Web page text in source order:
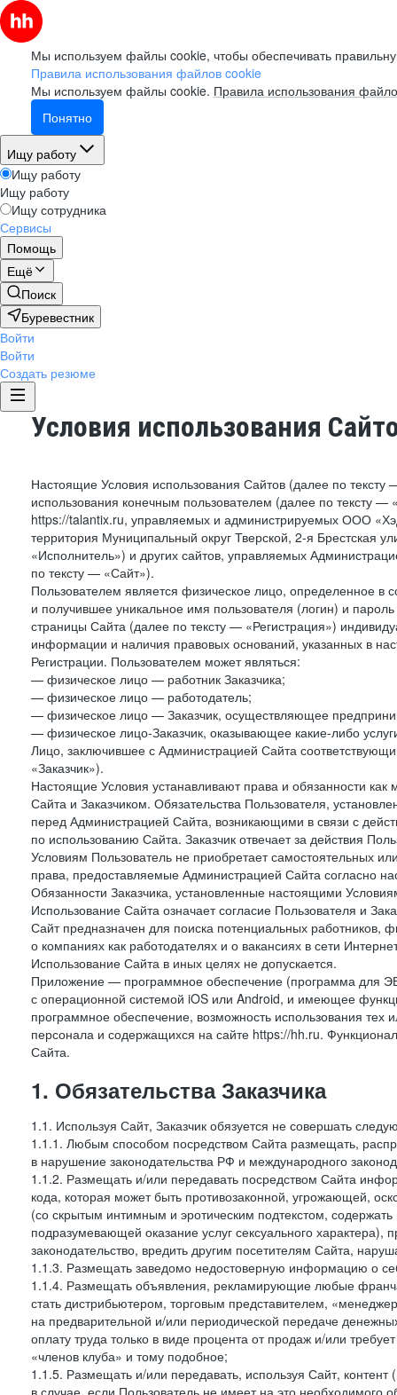
Мы используем файлы cookie, чтобы обеспечивать
Правила использования файлов cookie
Мы используем файлы cookie. Правила использования
Понятно
Ищу работу
Ищу работу
Ищу работу
Ищу сотрудника
Сервисы
Помощь
Ещё
Поиск
Буревестник
Войти
Войти
Создать резюме
Условия использования
Настоящие Условия использования Сайтов (далее по
использования конечным пользователем (далее по тексту
https://talantix.ru, управляемых и администрируемых ООО
территория Муниципальный округ Тверской, 2-я
«Исполнитель») и других сайтов, управляемых
по тексту — «Сайт»).
Пользователем является физическое лицо, определенное в
и получившее уникальное имя пользователя (логин) и
страницы Сайта (далее по тексту — «Регистрация»)
информации и наличия правовых оснований, указанных в
Регистрации. Пользователем может являться:
— физическое лицо — работник Заказчика;
— физическое лицо — работодатель;
— физическое лицо — Заказчик, осуществляющее
— физическое лицо-Заказчик, оказывающее какие-либо
Лицо, заключившее с Администрацией Сайта
«Заказчик»).
Настоящие Условия устанавливают права и обязанности
Сайта и Заказчиком. Обязательства Пользователя,
перед Администрацией Сайта, возникающими в связи с
по использованию Сайта. Заказчик отвечает за действия
Условиям Пользователь не приобретает самостоятельных
права, предоставляемые Администрацией Сайта согласно
Обязанности Заказчика, установленные настоящими
Использование Сайта означает согласие Пользователя и
Сайт предназначен для поиска потенциальных
о компаниях как работодателях и о вакансиях в сети
Использование Сайта в иных целях не допускается.
Приложение — программное обеспечение (программа для
с операционной системой iOS или Android, и имеющее
программное обеспечение, возможность использования
персонала и содержащихся на сайте https://hh.ru.
Сайта.
1. Обязательства Заказчика
1.1. Используя Сайт, Заказчик обязуется не совершать
1.1.1. Любым способом посредством Сайта размещать,
в нарушение законодательства РФ и международного
1.1.2. Размещать и/или передавать посредством Сайта
кода, которая может быть противозаконной, угрожающей,
(со скрытым интимным и эротическим подтекстом,
подразумевающей оказание услуг сексуального
законодательство, вредить другим посетителям Сайта,
1.1.3. Размещать заведомо недостоверную информацию о
1.1.4. Размещать объявления, рекламирующие любые
стать дистрибьютером, торговым представителем,
на предварительной и/или периодической передаче
оплату труда только в виде процента от продаж и/или
«членов клуба» и тому подобное;
1.1.5. Размещать и/или передавать, используя Сайт,
в случае, если Пользователь не имеет на это